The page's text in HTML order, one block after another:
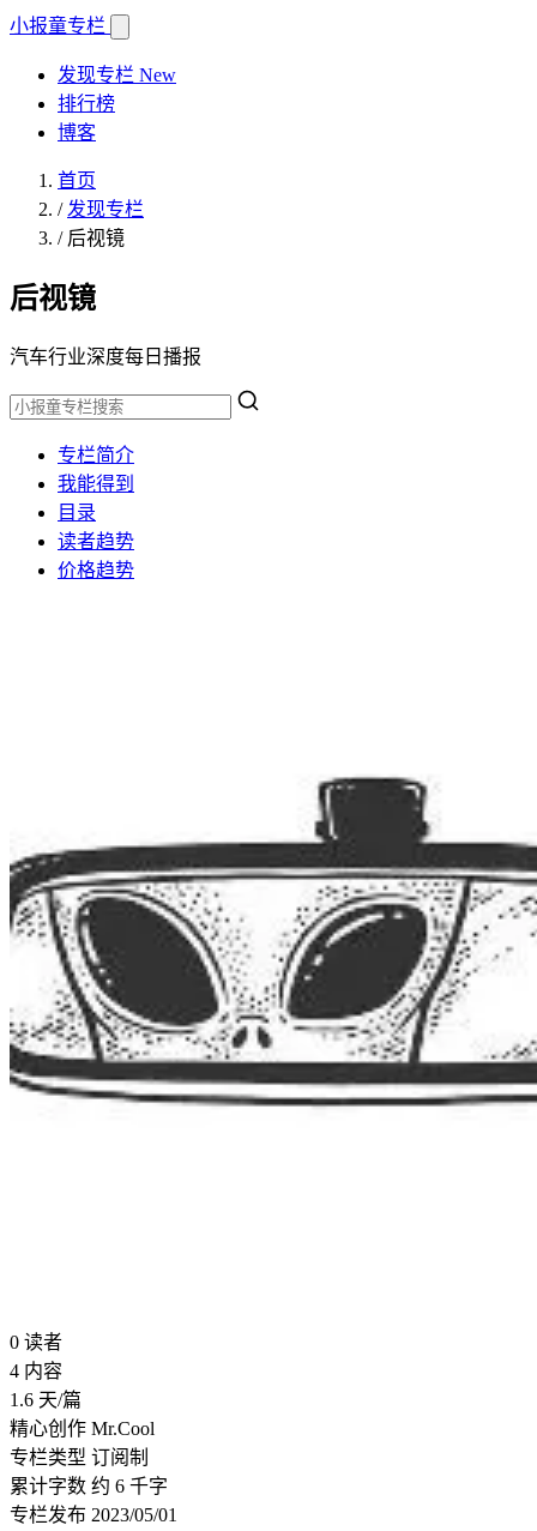
小报童专栏
发现专栏 New
排行榜
博客
首页
/ 发现专栏
/ 后视镜
后视镜
汽车行业深度每日播报
专栏简介
我能得到
目录
读者趋势
价格趋势
0 读者
4 内容
1.6 天/篇
精心创作 Mr.Cool
专栏类型 订阅制
累计字数 约 6 千字
专栏发布 2023/05/01